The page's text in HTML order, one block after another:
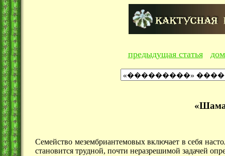
предыдущая статья
Семейство мезембриантемовых включает в себя
становится трудной, почти неразрешимой задачей